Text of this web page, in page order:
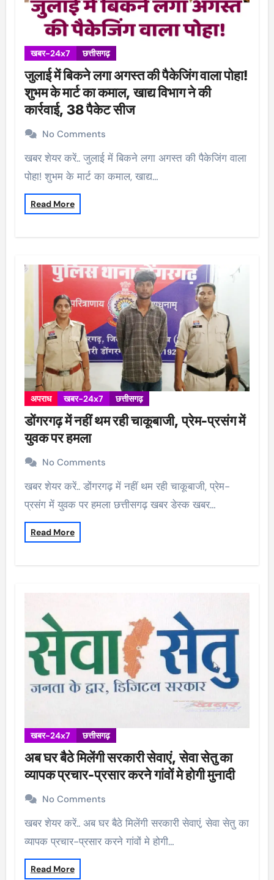
खबर-24x7 छत्तीसगढ़
जुलाई में बिकने लगा अगस्त की पैकेजिंग वाला पोहा!
शुभम के मार्ट का कमाल, खाद्य विभाग ने की
कार्रवाई, 38 पैकेट सीज
No Comments
खबर शेयर करें.. जुलाई में बिकने लगा अगस्त की पैकेजिंग वाला
पोहा! शुभम के मार्ट का कमाल, खाद्य…
Read More
अपराध खबर-24x7 छत्तीसगढ़
डोंगरगढ़ में नहीं थम रही चाकूबाजी, प्रेम-प्रसंग में
युवक पर हमला
No Comments
खबर शेयर करें.. डोंगरगढ़ में नहीं थम रही चाकूबाजी, प्रेम-
प्रसंग में युवक पर हमला छत्तीसगढ़ खबर डेस्क खबर…
Read More
खबर-24x7 छत्तीसगढ़
अब घर बैठे मिलेंगी सरकारी सेवाएं, सेवा सेतु का
व्यापक प्रचार-प्रसार करने गांवों मे होगी मुनादी
No Comments
खबर शेयर करें.. अब घर बैठे मिलेंगी सरकारी सेवाएं, सेवा सेतु का
व्यापक प्रचार-प्रसार करने गांवों मे होगी…
Read More